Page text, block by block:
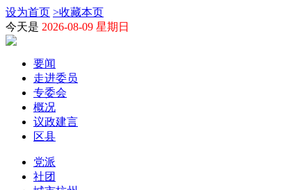
设为首页 >收藏本页
今天是 2026-08-09 星期日
要闻
走进委员
专委会
概况
议政建言
区县
党派
社团